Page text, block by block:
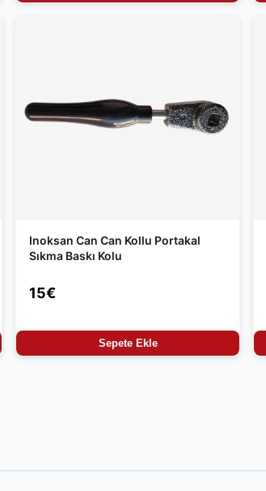
Inoksan Can Can Kollu Portakal
Sıkma Baskı Kolu
15€
Sepete Ekle